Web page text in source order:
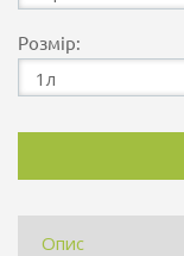
Розмір:
Опис